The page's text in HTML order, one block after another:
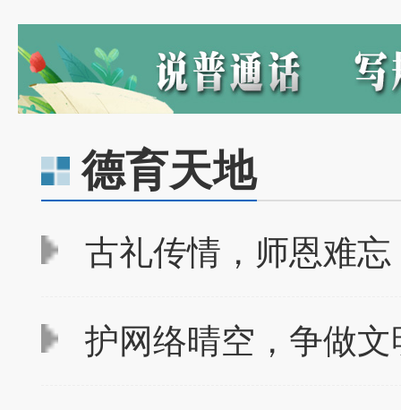
德育天地
古礼传情，师恩难忘
护网络晴空，争做文